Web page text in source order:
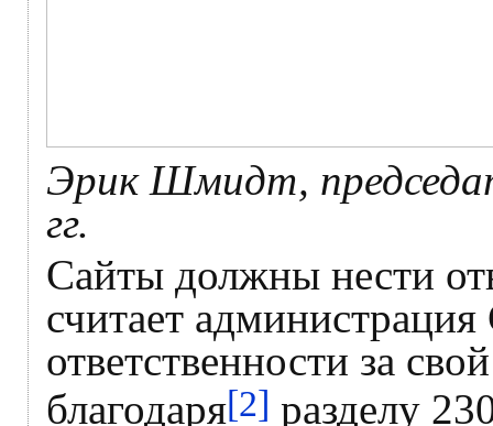
Эрик Шмидт,
гг.
Сайты должны нести
считает
ответственности за
благодаря[2] разделу